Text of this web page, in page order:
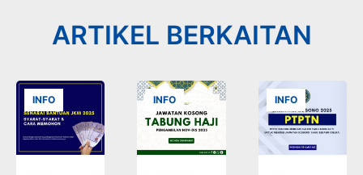
ARTIKEL BERKAITAN
INFO INFO INFO